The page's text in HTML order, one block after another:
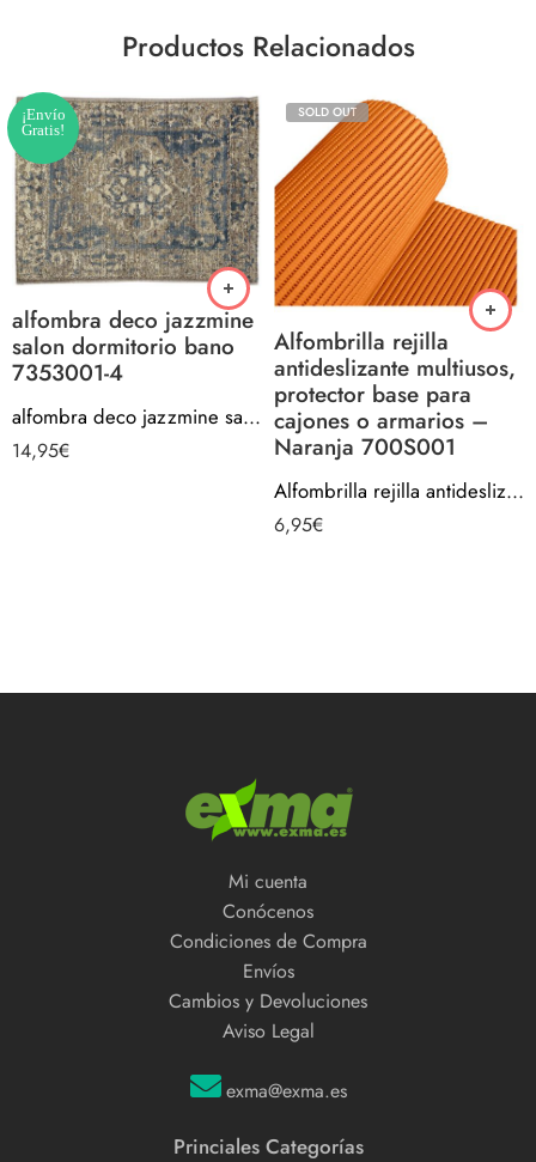
Productos Relacionados
¡Envío
Gratis!
alfombra deco jazzmine
salon dormitorio bano
7353001-4
alfombra deco jazzmine salon dormitorio bano 7353001-4
14,95€
SOLD OUT
Alfombrilla rejilla
antideslizante multiusos,
protector base para
cajones o armarios –
Naranja 700S001
Alfombrilla rejilla antideslizante multiusos, protector base para cajones o armarios – Naranja 700S001
6,95€
Mi cuenta
Conócenos
Condiciones de Compra
Envíos
Cambios y Devoluciones
Aviso Legal
exma@exma.es
Princiales Categorías